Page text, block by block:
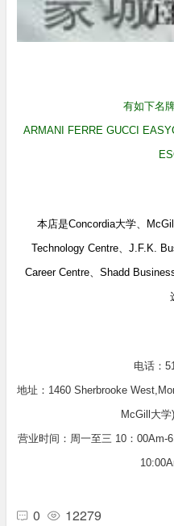
有如下名
ARMANI FERRE GUCCI
本店是Concordia大学、
Technology Centre、J.F.K.
Career Centre、Shadd
电话：
地址：1460 Sherbrooke
McGill大学)
营业时间：周一至三 10：00Am-
0 12279